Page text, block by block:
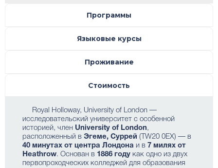
Программы
Языковые курсы
Проживание
Стоимость
Royal Holloway, University of London —
исследовательский университет с особенной
историей, член University of London,
расположенный в Эгеме, Суррей (TW20 0EX) — в
40 минутах от центра Лондона и в 7 милях от
Heathrow. Основан в 1886 году как одно из двух
первопроходческих колледжей для образования